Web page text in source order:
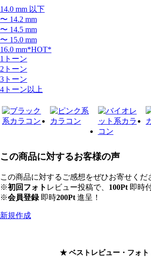
14.0 mm 以下
〜 14.2 mm
〜 14.5 mm
〜 15.0 mm
16.0 mm*HOT*
1トーン
2トーン
3トーン
4トーン以上
この商品に対するお客様の声
この商品に対するご感想をぜひお寄せくだ
※初回フォト レビュー投稿で、 100Pt 即時
※会員登録即時200Pt 進呈！
新規作成
★ ベストレビュー・フォ